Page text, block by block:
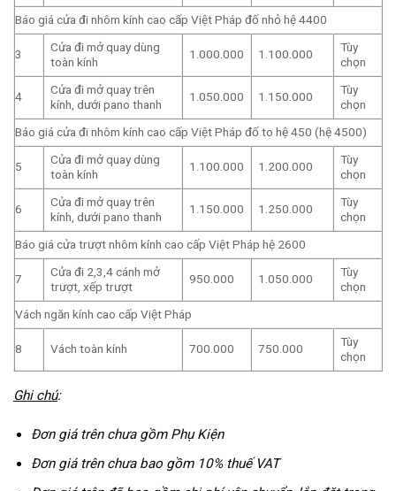
Báo giá cửa đi nhôm kính cao cấp Việt Pháp đố nhỏ hệ 4400
3
Cửa đi mở quay dùng
toàn kính
1.000.000 1.100.000
Tùy
chọn
4
Cửa đi mở quay trên
kính, dưới pano thanh
1.050.000 1.150.000
Tùy
chọn
Báo giá cửa đi nhôm kính cao cấp Việt Pháp đố to hệ 450 (hệ 4500)
5
Cửa đi mở quay dùng
toàn kính
1.100.000 1.200.000
Tùy
chọn
6
Cửa đi mở quay trên
kính, dưới pano thanh
1.150.000 1.250.000
Tùy
chọn
Báo giá cửa trượt nhôm kính cao cấp Việt Pháp hệ 2600
7
Cửa đi 2,3,4 cánh mở
trượt, xếp trượt
950.000 1.050.000
Tùy
chọn
Vách ngăn kính cao cấp Việt Pháp
8 Vách toàn kính 700.000 750.000
Tùy
chọn
Ghi chú:
Đơn giá trên chưa gồm Phụ Kiện
Đơn giá trên chưa bao gồm 10% thuế VAT